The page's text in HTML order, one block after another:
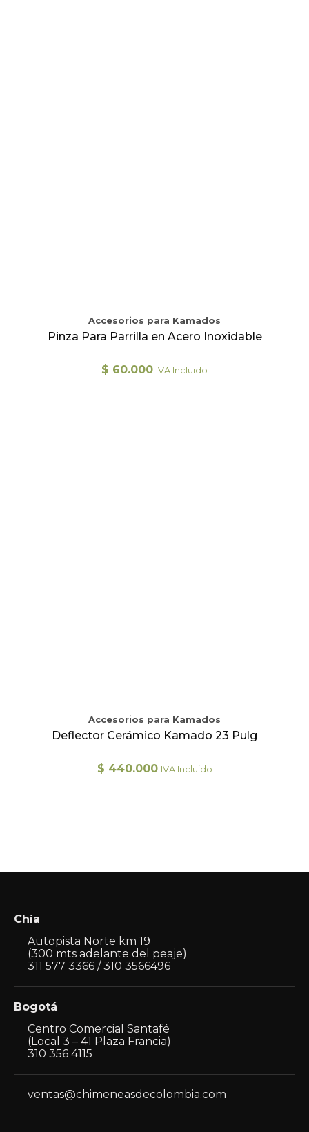
Accesorios para Kamados
Pinza Para Parrilla en Acero Inoxidable
$ 60.000 IVA Incluido
Accesorios para Kamados
Deflector Cerámico Kamado 23 Pulg
$ 440.000 IVA Incluido
Chía
Autopista Norte km 19
(300 mts adelante del peaje)
311 577 3366 / 310 3566496
Bogotá
Centro Comercial Santafé
(Local 3 – 41 Plaza Francia)
310 356 4115
ventas@chimeneasdecolombia.com